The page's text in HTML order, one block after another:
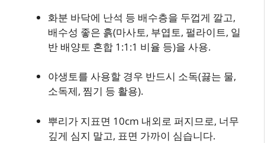
화분 바닥에 난석 등 배수층을 두껍게 깔고,
배수성 좋은 흙(마사토, 부엽토, 펄라이트, 일
반 배양토 혼합 1:1:1 비율 등)을 사용.
야생토를 사용할 경우 반드시 소독(끓는 물,
소독제, 찜기 등 활용).
뿌리가 지표면 10cm 내외로 퍼지므로, 너무
깊게 심지 말고, 표면 가까이 심습니다.